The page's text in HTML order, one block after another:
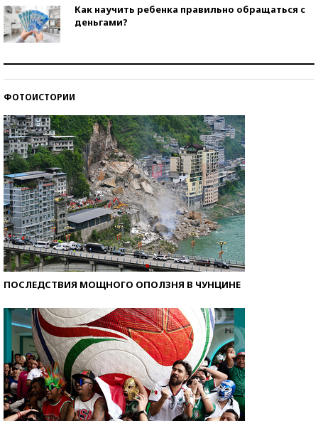
Как научить ребенка правильно обращаться с
деньгами?
ФОТОИСТОРИИ
ПОСЛЕДСТВИЯ МОЩНОГО ОПОЛЗНЯ В ЧУНЦИНЕ